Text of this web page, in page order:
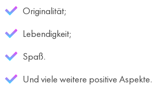
Originalität;
Lebendigkeit;
Spaß.
Und viele weitere positive Aspekte.